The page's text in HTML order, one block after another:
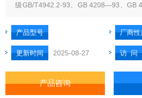
级GB/T4942.2-93、GB 4208—93、GB
相应标准规定的水试验。本试验设备是通
用于外部照明和信号装置
产品型号 厂商性
更新时间 2025-08-27 访 问
产品咨询